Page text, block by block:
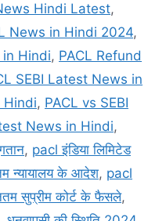
Hindi Latest,
News in Hindi 2024,
in Hindi, PACL Refund
SEBI Latest News in
Hindi, PACL vs SEBI
News in Hindi,
, pacl इंडिया लिमिटेड
न्यायालय के आदेश, pacl
सुप्रीम कोर्ट के फैसले,